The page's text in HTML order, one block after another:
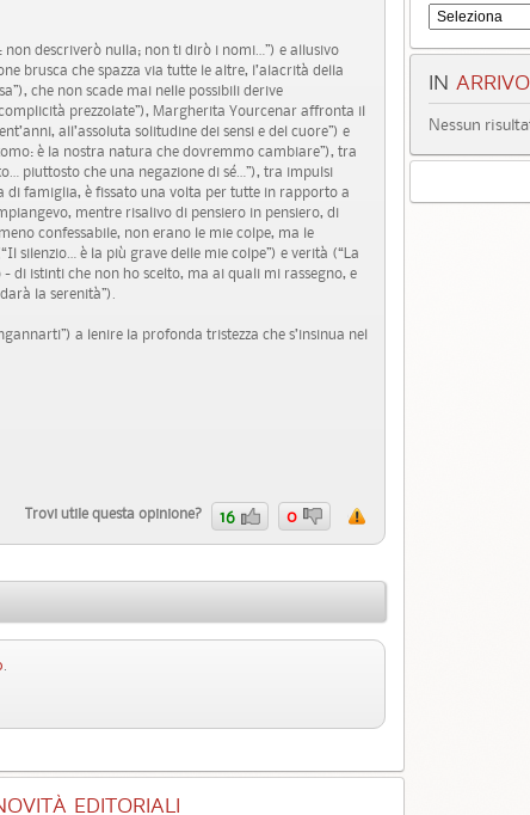
descriverò nulla; non ti dirò i nomi…”) e allusivo
brusca che spazza via tutte le altre, l’alacrità della
che non scade mai nelle possibili derive
prezzolate”), Margherita Yourcenar affronta il
all’assoluta solitudine dei sensi e del cuore”) e
è la nostra natura che dovremmo cambiare”), tra
piuttosto che una negazione di sé…”), tra impulsi
famiglia, è fissato una volta per tutte in rapporto a
mentre risalivo di pensiero in pensiero, di
confessabile, non erano le mie colpe, ma le
silenzio… è la più grave delle mie colpe”) e verità (“La
istinti che non ho scelto, ma ai quali mi rassegno, e
la serenità”).
a lenire la profonda tristezza che s’insinua nel
Trovi utile questa opinione? 16 0
EDITORIALI
IN
Nessun